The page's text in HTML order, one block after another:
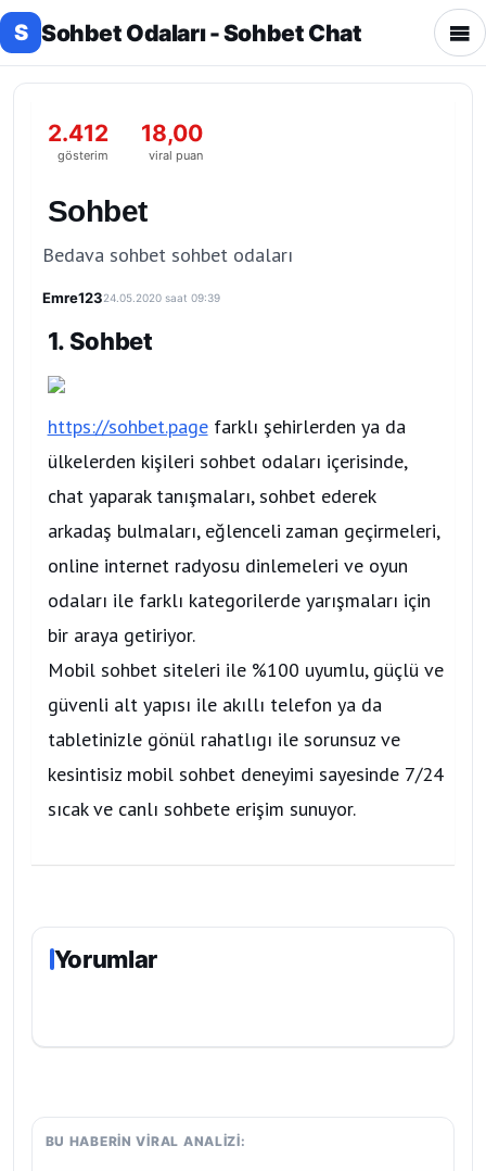
S Sohbet Odaları - Sohbet Chat
2.412
gösterim
18,00
viral puan
Sohbet
Bedava sohbet sohbet odaları
Emre12324.05.2020 saat 09:39
1. Sohbet
https://sohbet.pagefarklı şehirlerden ya da
ülkelerden kişileri sohbet odaları içerisinde,
chat yaparak tanışmaları, sohbet ederek
arkadaş bulmaları, eğlenceli zaman geçirmeleri,
online internet radyosu dinlemeleri ve oyun
odaları ile farklı kategorilerde yarışmaları için
bir araya getiriyor.
Mobil sohbet siteleri ile %100 uyumlu, güçlü ve
güvenli alt yapısı ile akıllı telefon ya da
tabletinizle gönül rahatlıgı ile sorunsuz ve
kesintisiz mobil sohbet deneyimi sayesinde 7/24
sıcak ve canlı sohbete erişim sunuyor.
Yorumlar
BU HABERIN VIRAL ANALIZI: